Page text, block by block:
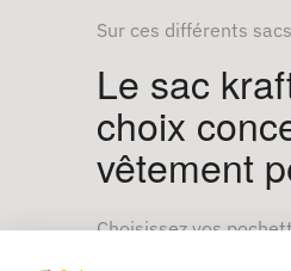
Sur ces différents
Le sac
choix
vêtement
Choisissez vos